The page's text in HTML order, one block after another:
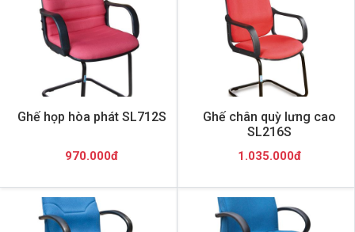
Ghế họp hòa phát SL712S
970.000đ
Ghế chân quỳ lưng cao
SL216S
1.035.000đ